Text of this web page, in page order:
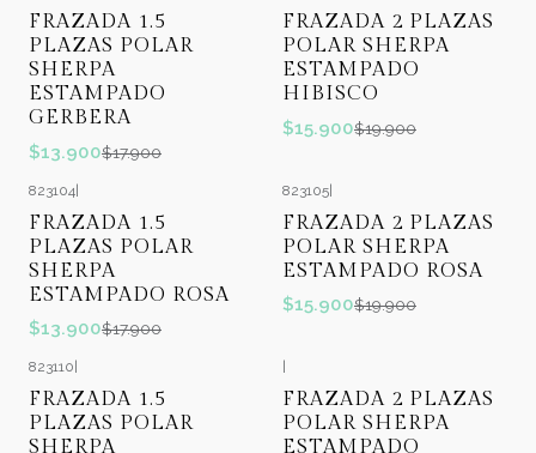
FRAZADA 1.5
PLAZAS POLAR
SHERPA
ESTAMPADO
GERBERA
$13.900$17.900
FRAZADA 2 PLAZAS
POLAR SHERPA
ESTAMPADO
HIBISCO
$15.900$19.900
823104|
FRAZADA 1.5
PLAZAS POLAR
SHERPA
ESTAMPADO ROSA
$13.900$17.900
823105|
FRAZADA 2 PLAZAS
POLAR SHERPA
ESTAMPADO ROSA
$15.900$19.900
823110
FRAZADA 1.5
PLAZAS POLAR
SHERPA
FRAZADA 2 PLAZAS
POLAR SHERPA
ESTAMPADO